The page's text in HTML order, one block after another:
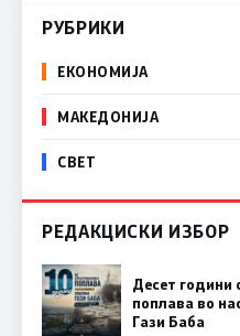
РУБРИКИ
ЕКОНОМИЈА
МАКЕДОНИЈА
СВЕТ
РЕДАКЦИСКИ ИЗБОР
Десет
поплава во
Гази Баба